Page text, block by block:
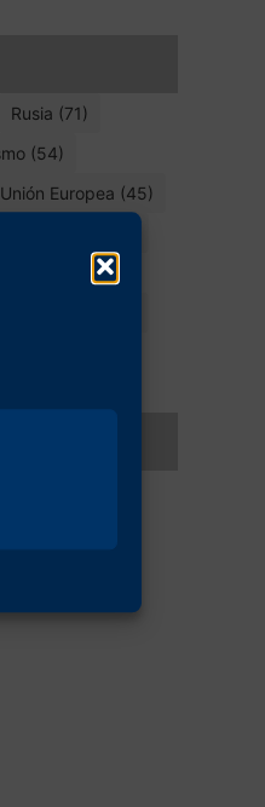
Rusia (71)
(54)
Unión Europea (45)
(38)